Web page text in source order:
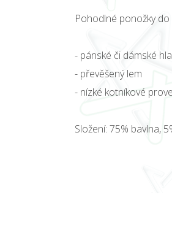
Pohodlné ponožky
- pánské či dámské
- převěšený lem
- nízké kotníkové
Složení: 75% bavlna,